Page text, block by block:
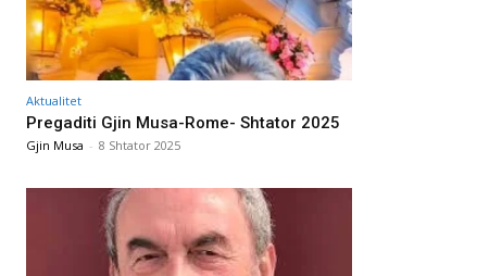
Aktualitet
Pregaditi Gjin Musa-Rome- Shtator 2025
Gjin Musa - 8 Shtator 2025